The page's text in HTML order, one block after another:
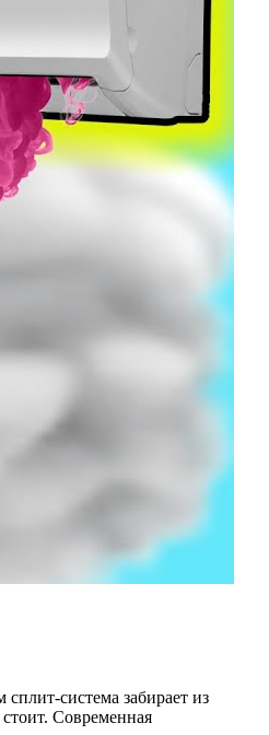
система забирает из
Современная